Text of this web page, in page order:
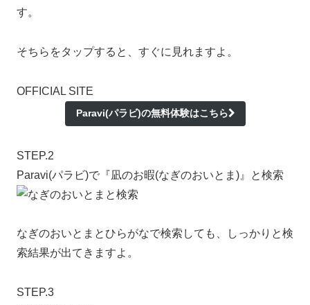
す。
そちらをタップすると、すぐに見れますよ。
OFFICIAL SITE
Paravi(パラビ)の無料体験はこちら
STEP.2
Paravi(パラビ)で『凪のお暇(なぎのおいとま)』と検索
なぎのおいとまとひらがなで検索しても、しっかりと検
索結果が出てきますよ。
STEP.3